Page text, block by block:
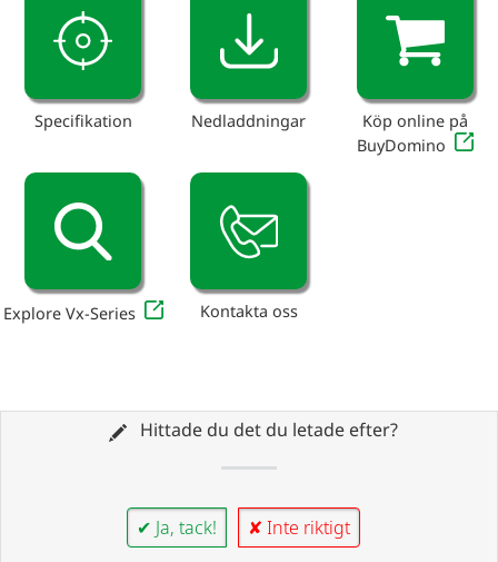
Specifikation Nedladdningar
Köp online på
BuyDomino
Explore Vx-Series Kontakta oss
Hittade du det du letade efter?
✔ Ja, tack! ✘ Inte riktigt